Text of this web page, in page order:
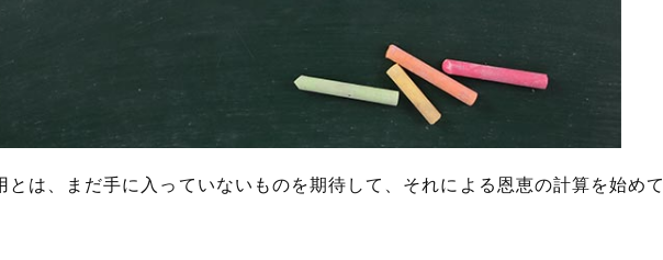
「取らぬ狸の皮算用」を使った例文と解釈
「取らぬ狸の皮算用」の対義表現
「取らぬ狸の皮算用」の類義表現
「取らぬ狸の皮算用」を英語にすると?
とは、まだ手に入っていないものを期待して、それによる恩恵の計算を始めて